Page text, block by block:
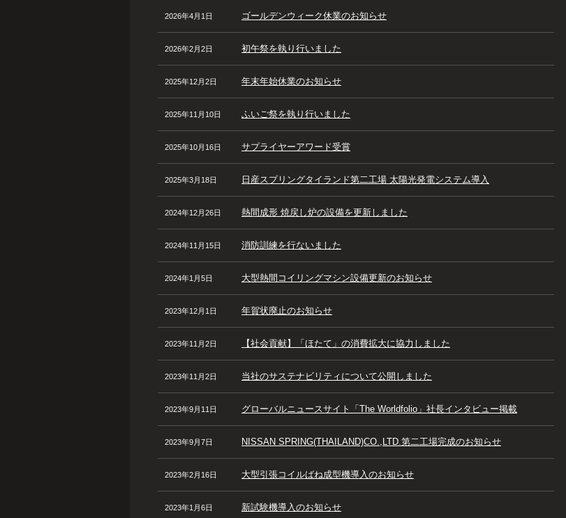
2026年4月1日 ゴールデンウィーク休業のお知らせ
2026年2月2日 初午祭を執り行いました
2025年12月2日 年末年始休業のお知らせ
2025年11月10日 ふいご祭を執り行いました
2025年10月16日 サプライヤーアワード受賞
2025年3月18日 日産スプリングタイランド第二工場 太陽光発電システム導入
2024年12月26日 熱間成形 焼戻し炉の設備を更新しました
2024年11月15日 消防訓練を行ないました
2024年1月5日 大型熱間コイリングマシン設備更新のお知らせ
2023年12月1日 年賀状廃止のお知らせ
2023年11月2日 【社会貢献】「ほたて」の消費拡大に協力しました
2023年11月2日 当社のサステナビリティについて公開しました
2023年9月11日 グローバルニュースサイト「The Worldfolio」社長インタビュー掲載
2023年9月7日 NISSAN SPRING(THAILAND)CO.,LTD.第二工場完成のお知らせ
2023年2月16日 大型引張コイルばね成型機導入のお知らせ
2023年1月6日 新試験機導入のお知らせ